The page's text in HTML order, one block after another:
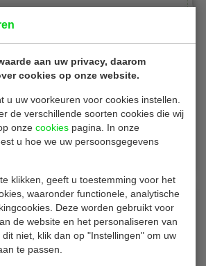
aan uw privacy, daarom
cookies op onze website.
u uw voorkeuren voor cookies instellen.
de verschillende soorten cookies die wij
onze cookies pagina. In onze
u hoe we uw persoonsgegevens
klikken, geeft u toestemming voor het
waaronder functionele, analytische
Deze worden gebruikt voor
de website en het personaliseren van
niet, klik dan op "Instellingen" om uw
te passen.
| groen met damastprint | B 1 x L 50